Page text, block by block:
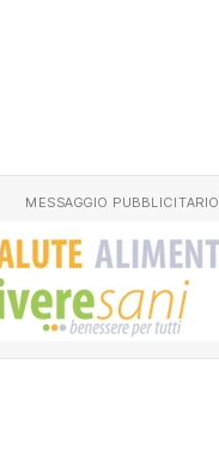
MESSAGGIO PUBBLICITARIO